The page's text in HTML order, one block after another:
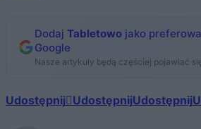
Dodaj Tabletowo jako
Google
Nasze artykuły będą częściej pojawiać
Udostępnij UdostępnijUdostępnij